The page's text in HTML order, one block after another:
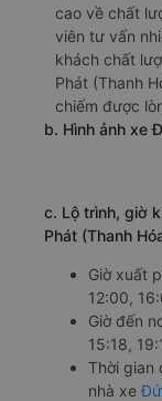
cao về chất
viên tư vấn
khách chất
Phát (Thanh
chiếm được
b. Hình ảnh xe
c. Lộ trình, giờ
Phát (Thanh
Giờ xuất
12:00,
Giờ đến
15:18,
Thời gian
nhà xe